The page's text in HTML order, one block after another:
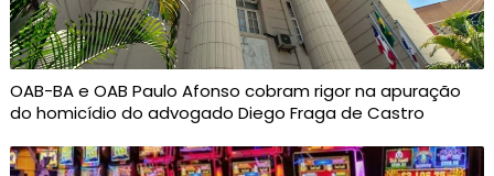
OAB-BA e OAB Paulo Afonso cobram rigor na apuração
do homicídio do advogado Diego Fraga de Castro